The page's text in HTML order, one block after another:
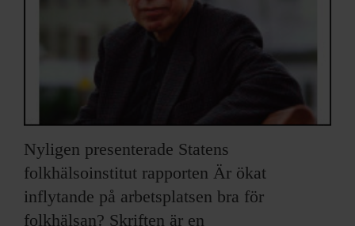
KONTAKTA F&F
SKRIV I F&F
PRENUMERERA PÅ F&F
ANNONSERA I F&F
OM F&F
Nyligen presenterade Statens
folkhälsoinstitut rapporten Är ökat
inflytande på arbetsplatsen bra för
folkhälsan? Skriften är en